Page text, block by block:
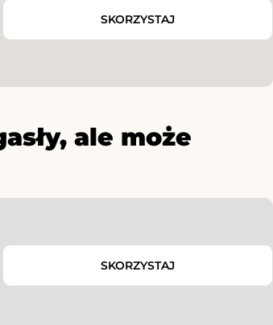
SKORZYSTAJ
ale może
SKORZYSTAJ